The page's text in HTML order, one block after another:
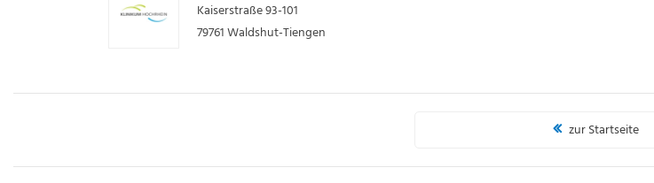
Kaiserstraße 93-101
79761Waldshut-Tiengen
zur Startseite